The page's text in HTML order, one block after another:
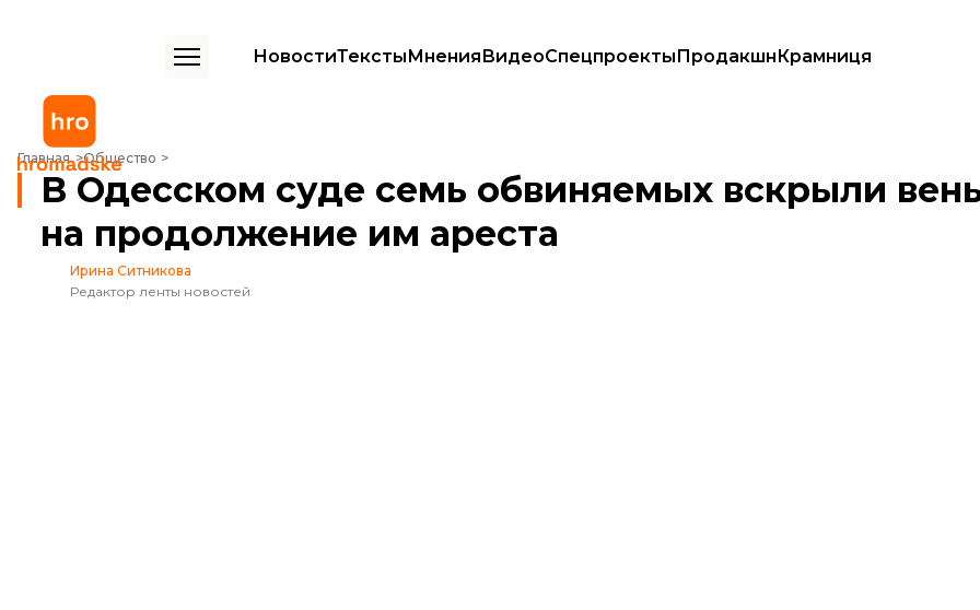
НовостиТекстыМненияВидеоСпецпроектыПродакшнКрамниця
Главная Общество
В Одесском суде семь обвиняемых вскрыли вены в ответ на продолжение им ареста
В Одесском суде семь обвиняемых вскрыли
на продолжение им ареста
Ирина Ситникова
Редактор ленты новостей